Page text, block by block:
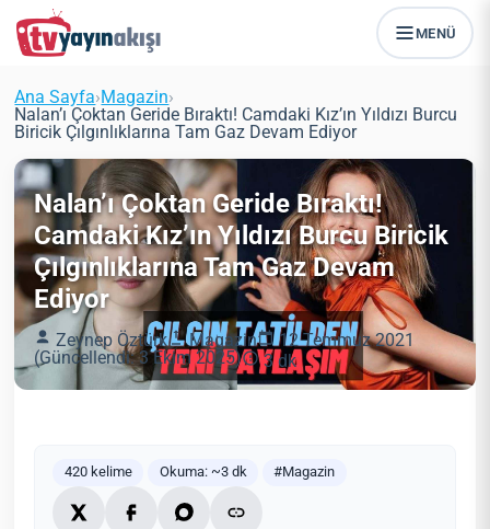
MENÜ
Ana Sayfa›Magazin›
Nalan’ı Çoktan Geride Bıraktı! Camdaki Kız’ın Yıldızı Burcu
Biricik Çılgınlıklarına Tam Gaz Devam Ediyor
Nalan’ı Çoktan Geride Bıraktı!
Camdaki Kız’ın Yıldızı Burcu Biricik
Çılgınlıklarına Tam Gaz Devam
Ediyor
Zeynep Öztürk Magazin
12 Temmuz 2021
(Güncellendi: 3 Ekim 2025)
3 dk
420 kelime Okuma: ~3 dk #Magazin